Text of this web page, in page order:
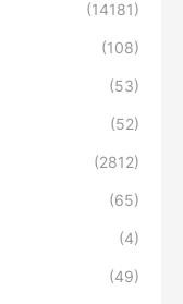
(14181)
(108)
(53)
(52)
(2812)
(65)
(4)
(49)